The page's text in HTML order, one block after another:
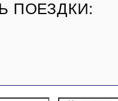
ПОЕЗДКИ: